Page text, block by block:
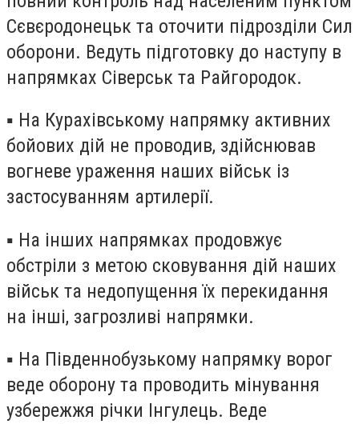
Сєвєродонецьк та оточити підрозділи Сил
оборони. Ведуть підготовку до наступу в
напрямках Сіверськ та Райгородок.
▪️ На Курахівському напрямку активних
бойових дій не проводив, здійснював
вогневе ураження наших військ із
застосуванням артилерії.
▪️ На інших напрямках продовжує
обстріли з метою сковування дій наших
військ та недопущення їх перекидання
на інші, загрозливі напрямки.
▪️ На Південнобузькому напрямку ворог
веде оборону та проводить мінування
узбережжя річки Інгулець. Веде